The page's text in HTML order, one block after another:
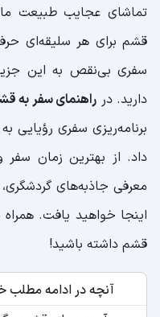
تماشای عجایب طبیعت
قشم برای هر سلیقه‌ای
سفری بی‌نقص به این
دارید. در راهنمای سفر به
برنامه‌ریزی سفری رؤیایی
داد. از بهترین زمان
معرفی جاذبه‌های گردشگری،
اینجا خواهید یافت.
قشم داشته باشید!
آنچه در ادامه مطلب